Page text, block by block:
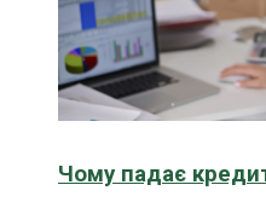
Чому падає